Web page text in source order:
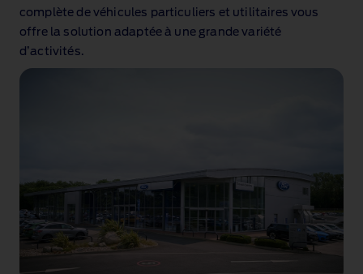
complète de véhicules particuliers et utilitaires vous
offre la solution adaptée à une grande variété
d’activités.